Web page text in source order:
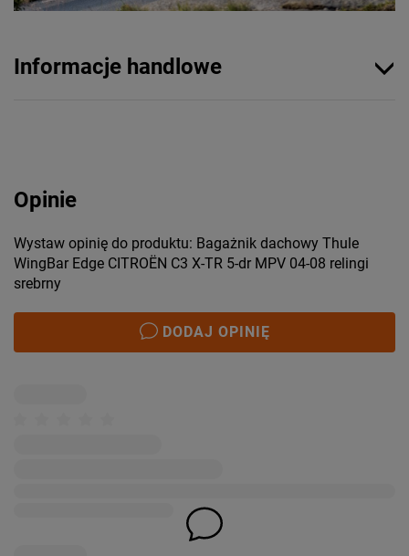
Informacje handlowe
Opinie
Wystaw opinię do produktu: Bagażnik dachowy Thule
WingBar Edge CITROËN C3 X-TR 5-dr MPV 04-08 relingi
srebrny
DODAJ OPINIĘ